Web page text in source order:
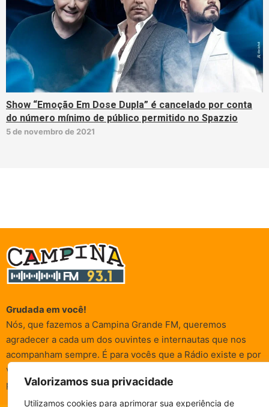
Valorizamos sua privacidade
Utilizamos cookies para aprimorar sua experiência de
Show “Emoção Em Dose Dupla” é cancelado por conta
do número mínimo de público permitido no Spazzio
5 de novembro de 2021
Grudada em você!
Nós, que fazemos a Campina Grande FM, queremos
agradecer a cada um dos ouvintes e internautas que nos
acompanham sempre. É para vocês que a Rádio existe e por
vocês que as informações (informativas, de entretenimento,
promocionais e de conscientização) são realizadas.